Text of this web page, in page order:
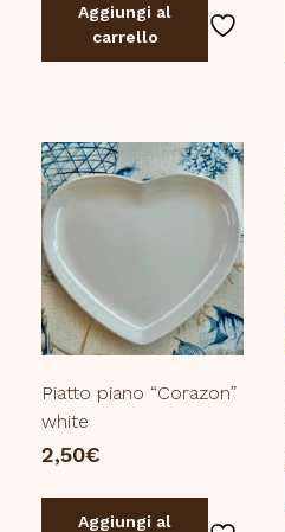
Aggiungi al
carrello
Piatto piano “Corazon”
white
2,50€
Aggiungi al